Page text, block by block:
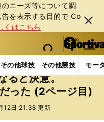
ニーズ等について調
を表⽰する⽬的で Co
くはこちら
閉じ
る
web Sportiva (webスポルティーバ)
検索
マイペ
ー
ジ
メニュ
その他球技 その他競技 モー
グ他 Jリーグ 安部裕
ると決意。
った (2ページ目)
12日 21:38 更新